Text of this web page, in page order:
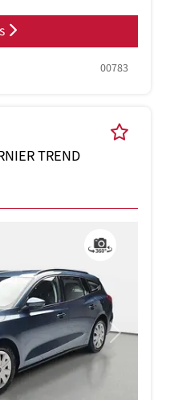
00783
TREND
Next